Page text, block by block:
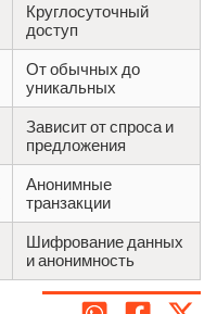
Круглосуточный
доступ
От обычных до
уникальных
Зависит от спроса и
предложения
Анонимные
транзакции
Шифрование данных
и анонимность